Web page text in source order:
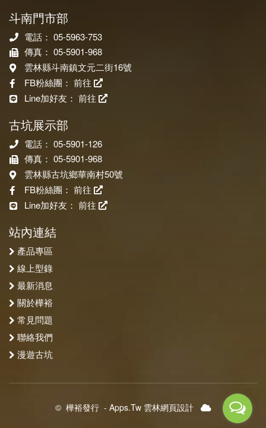
斗南門市部
電話： 05-5963-753
傳真： 05-5901-968
雲林縣斗南鎮文元二街16號
FB粉絲團： 前往
Line加好友： 前往
古坑展示部
電話： 05-5901-126
傳真： 05-5901-968
雲林縣古坑鄉華南村50號
FB粉絲團： 前往
Line加好友： 前往
站內連結
產品專區
線上型錄
最新消息
關於樺裕
常見問題
聯絡我們
漫遊古坑
© 樺裕發行- Apps.Tw 雲林網頁設計